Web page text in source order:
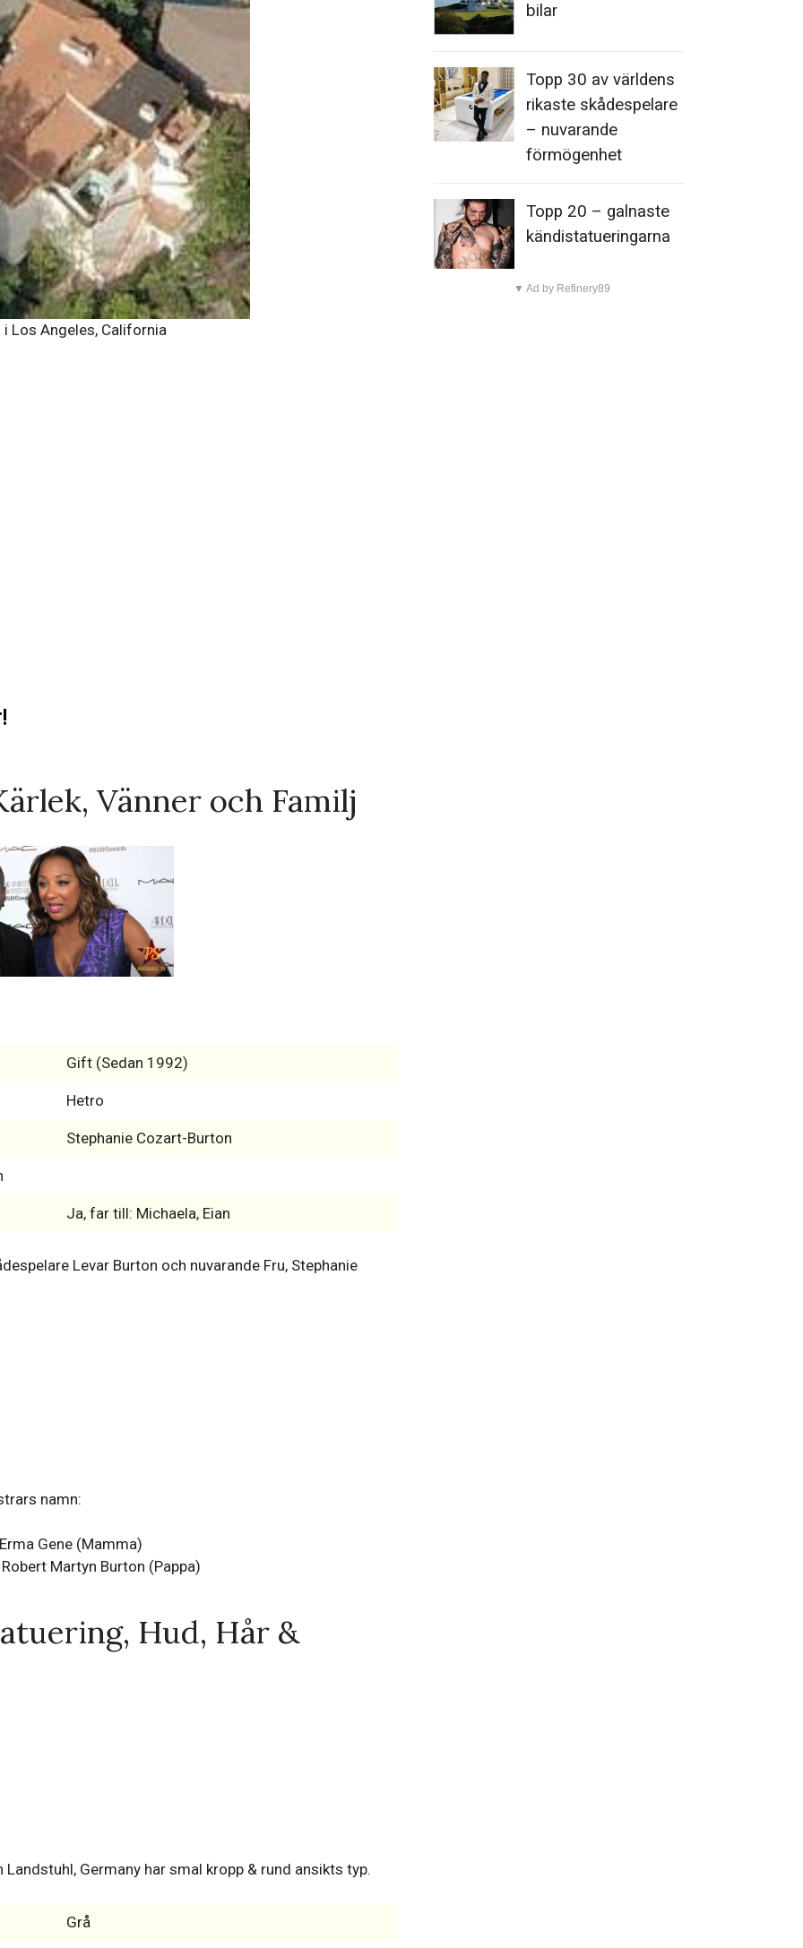
i Los Angeles, California
Vänner och Familj
Gift (Sedan 1992)
Hetro
Stephanie Cozart-Burton
Ja, far till: Michaela, Eian
Levar Burton och nuvarande Fru, Stephanie
namn:
Gene (Mamma)
Martyn Burton (Pappa)
Hud, Hår &
Germany har smal kropp & rund ansikts typ.
Grå
bilar
Topp 30 av världens
rikaste skådespelare
– nuvarande
förmögenhet
Topp 20 – galnaste
kändistatueringarna
▼ Ad by Refinery89